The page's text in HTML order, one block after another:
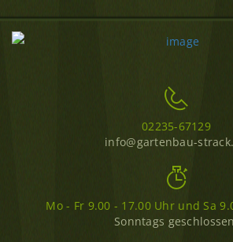
02235-67129
info@gartenbau-
Mo - Fr 9.00 - 17.00 Uhr und Sa
Sonntags